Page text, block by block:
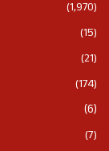
(1,970)
(15)
(21)
(174)
(6)
(7)